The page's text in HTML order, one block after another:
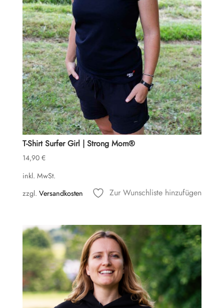
T-Shirt Surfer Girl | Strong Mom®
14,90 €
inkl. MwSt.
zzgl. Versandkosten Zur Wunschliste hinzufügen